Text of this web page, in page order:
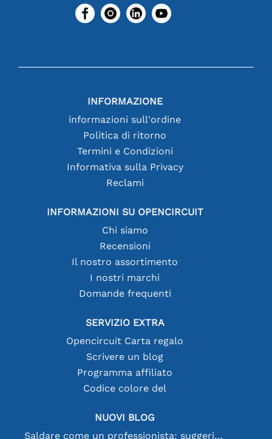
INFORMAZIONE
informazioni sull'ordine
Politica di ritorno
Termini e Condizioni
Informativa sulla Privacy
Reclami
INFORMAZIONI SU OPENCIRCUIT
Chi siamo
Recensioni
Il nostro assortimento
I nostri marchi
Domande frequenti
SERVIZIO EXTRA
Opencircuit Carta regalo
Scrivere un blog
Programma affiliato
Codice colore del
NUOVI BLOG
Saldare come un professionista: suggerimenti per connessioni elettroniche perfette